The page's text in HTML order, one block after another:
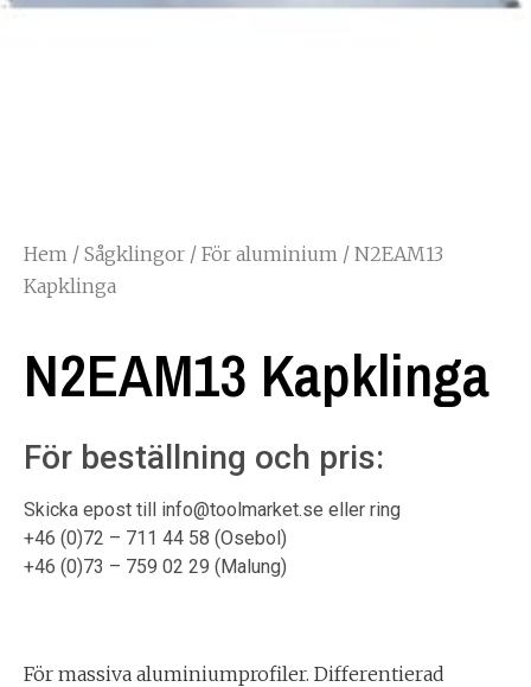
Hem / Sågklingor / För aluminium / N2EAM13
Kapklinga
N2EAM13 Kapklinga
För beställning och pris:
Skicka epost till info@toolmarket.se eller ring
+46 (0)72 – 711 44 58 (Osebol)
+46 (0)73 – 759 02 29 (Malung)
För massiva aluminiumprofiler. Differentierad